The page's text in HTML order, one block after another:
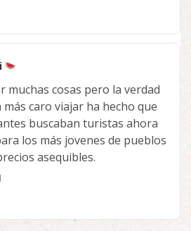
muchas cosas pero la verdad
más caro viajar ha hecho que
buscaban turistas ahora
los más jovenes de pueblos
asequibles.